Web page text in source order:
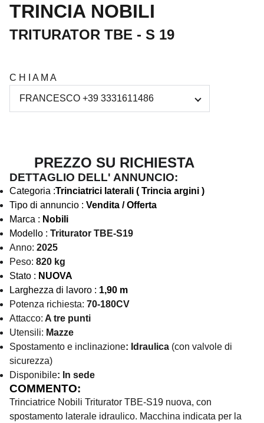
TRINCIA NOBILI
TRITURATOR TBE - S 19
C H I A M A
PREZZO SU RICHIESTA
DETTAGLIO DELL' ANNUNCIO:
Categoria :Trinciatrici laterali ( Trincia argini )
Tipo di annuncio : Vendita / Offerta
Marca : Nobili
Modello : Triturator TBE-S19
Anno: 2025
Peso: 820 kg
Stato : NUOVA
Larghezza di lavoro : 1,90 m
Potenza richiesta: 70-180CV
Attacco: A tre punti
Utensili: Mazze
Spostamento e inclinazione: Idraulica (con valvole di
sicurezza)
Disponibile: In sede
COMMENTO:
Trinciatrice Nobili Triturator TBE-S19 nuova, con
spostamento laterale idraulico. Macchina indicata per la